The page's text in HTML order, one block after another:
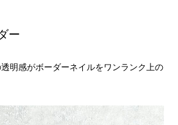
ー
明感がボーダーネイルをワンランク上の